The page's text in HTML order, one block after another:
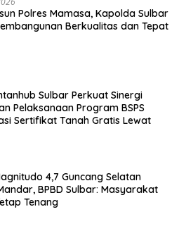
Polres Mamasa, Kapolda Sulbar
Berkualitas dan Tepat
Sulbar Perkuat Sinergi
Pelaksanaan Program BSPS
Sertifikat Tanah Gratis Lewat
4,7 Guncang Selatan
BPBD Sulbar: Masyarakat
Tenang